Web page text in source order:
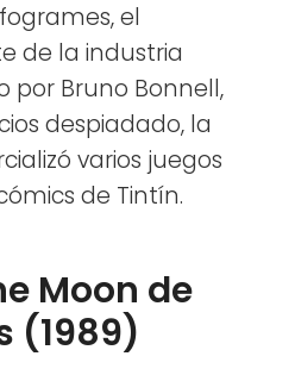
el
de la industria
por Bruno Bonnell,
despiadado, la
varios juegos
de Tintín.
Moon de
(1989)